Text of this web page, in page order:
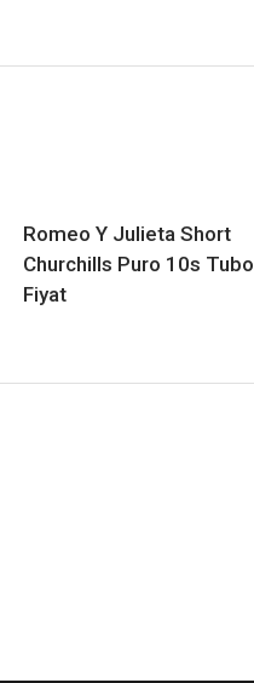
Romeo Y Julieta Short
Churchills Puro 10s Tubo
Fiyat